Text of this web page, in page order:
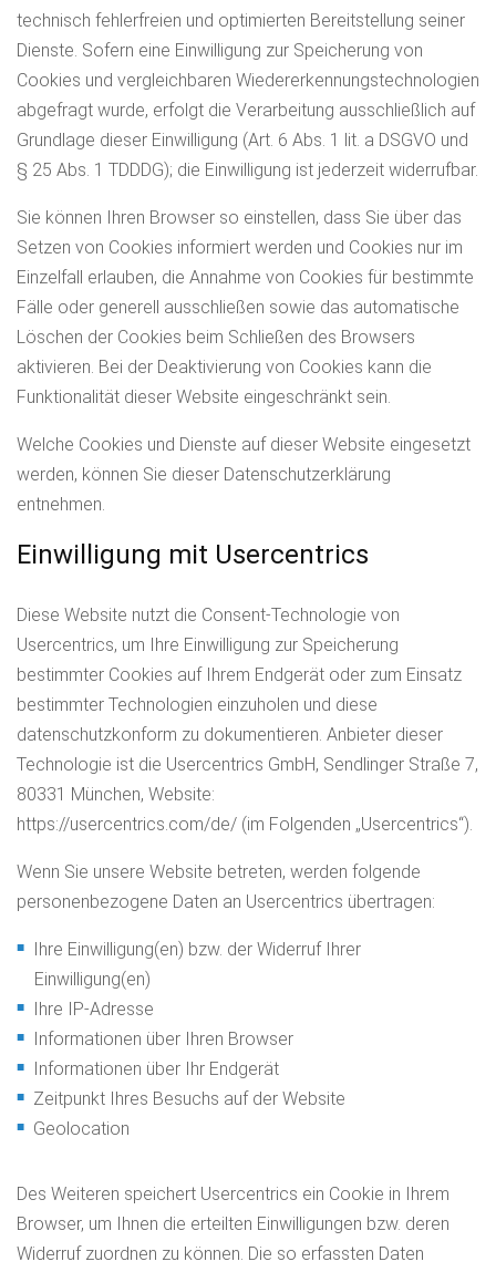
technisch fehlerfreien und optimierten Bereitstellung seiner
Dienste. Sofern eine Einwilligung zur Speicherung von
Cookies und vergleichbaren Wiedererkennungstechnologien
abgefragt wurde, erfolgt die Verarbeitung ausschließlich auf
Grundlage dieser Einwilligung (Art. 6 Abs. 1 lit. a DSGVO und
§ 25 Abs. 1 TDDDG); die Einwilligung ist jederzeit widerrufbar.
Sie können Ihren Browser so einstellen, dass Sie über das
Setzen von Cookies informiert werden und Cookies nur im
Einzelfall erlauben, die Annahme von Cookies für bestimmte
Fälle oder generell ausschließen sowie das automatische
Löschen der Cookies beim Schließen des Browsers
aktivieren. Bei der Deaktivierung von Cookies kann die
Funktionalität dieser Website eingeschränkt sein.
Welche Cookies und Dienste auf dieser Website eingesetzt
werden, können Sie dieser Datenschutzerklärung
entnehmen.
Einwilligung mit Usercentrics
Diese Website nutzt die Consent-Technologie von
Usercentrics, um Ihre Einwilligung zur Speicherung
bestimmter Cookies auf Ihrem Endgerät oder zum Einsatz
bestimmter Technologien einzuholen und diese
datenschutzkonform zu dokumentieren. Anbieter dieser
Technologie ist die Usercentrics GmbH, Sendlinger Straße 7,
80331 München, Website:
https://usercentrics.com/de/ (im Folgenden „Usercentrics“).
Wenn Sie unsere Website betreten, werden folgende
personenbezogene Daten an Usercentrics übertragen:
Ihre Einwilligung(en) bzw. der Widerruf Ihrer
Einwilligung(en)
Ihre IP-Adresse
Informationen über Ihren Browser
Informationen über Ihr Endgerät
Zeitpunkt Ihres Besuchs auf der Website
Geolocation
Des Weiteren speichert Usercentrics ein Cookie in Ihrem
Browser, um Ihnen die erteilten Einwilligungen bzw. deren
Widerruf zuordnen zu können. Die so erfassten Daten